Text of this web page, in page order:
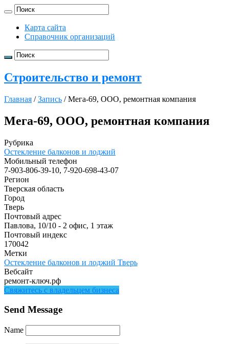
Карта сайта
Справочник организаций
Строительство и ремонт
Главная / Запись / Мега-69, ООО, ремонтная компания
Мега-69, ООО, ремонтная компания
Рубрика
Остекление балконов и лоджий
Мобильный телефон
7-903-806-39-10, 7-920-698-43-07
Регион
Тверская область
Город
Тверь
Почтовый адрес
Павлова, 10/10 - 2 офис, 1 этаж
Почтовый индекс
170042
Метки
Остекление балконов и лоджий Тверь
Вебсайт
ремонт-ключ.рф
Свяжитесь с владельцем бизнеса
Send Message
Name